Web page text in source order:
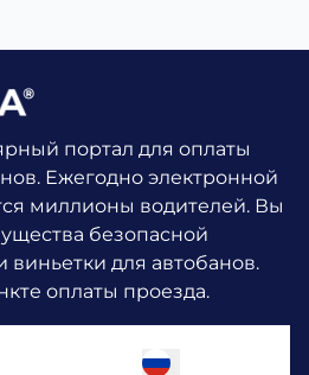
портал для оплаты
Ежегодно электронной
миллионы водителей. Вы
безопасной
для автобанов.
оплаты проезда.